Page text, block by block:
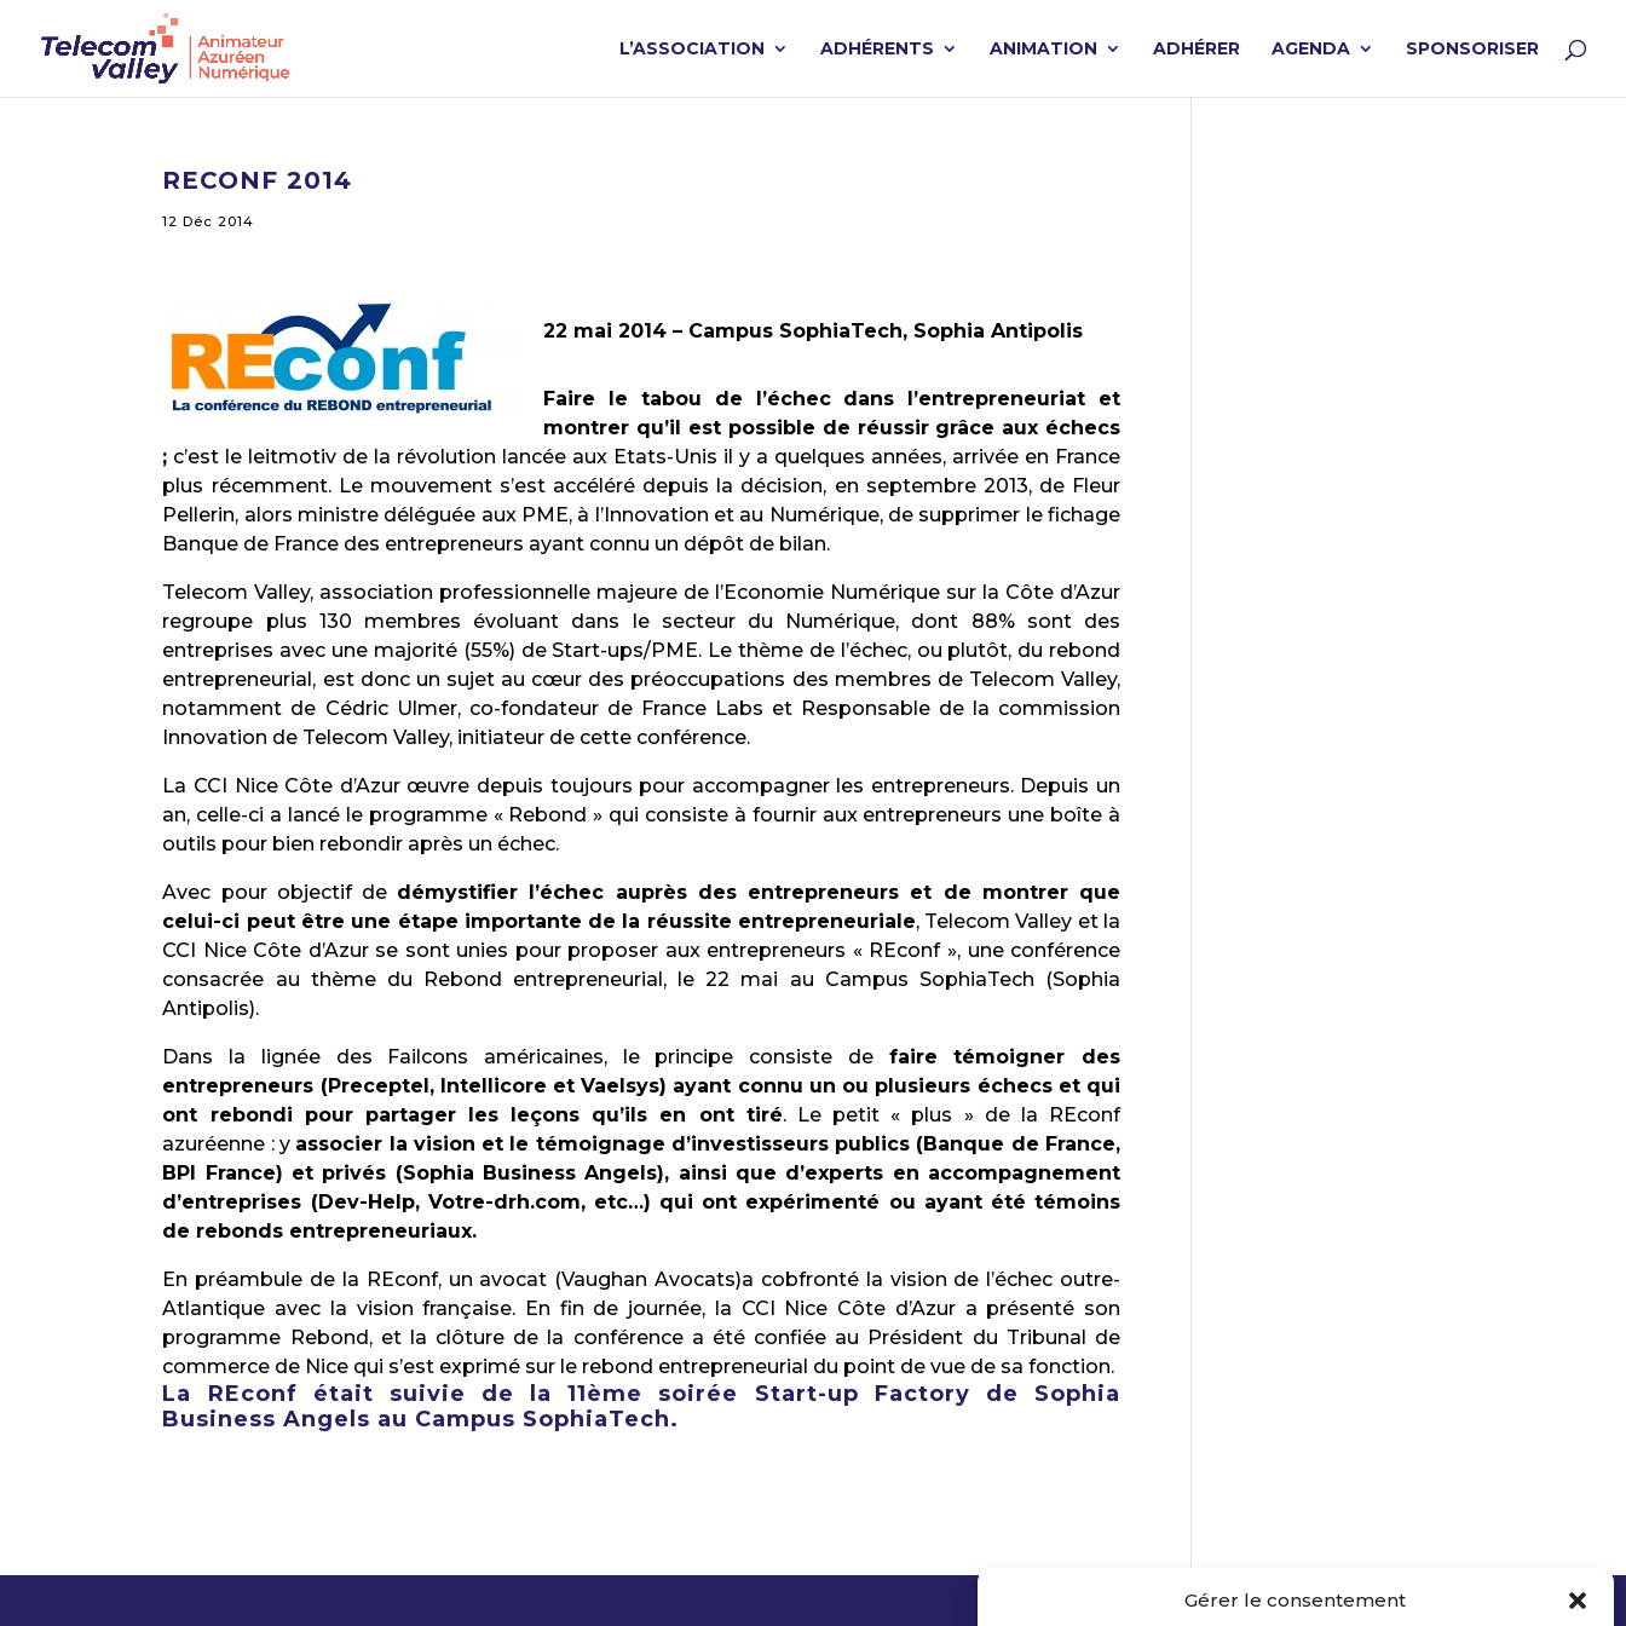
Gérer le consentement
L’ASSOCIATION ADHÉRENTS ANIMATION ADHÉRER AGENDA SPONSORISER
RECONF 2014
12 Déc 2014
22 mai 2014 – Campus SophiaTech, Sophia Antipolis
Faire le tabou de l’échec dans l’entrepreneuriat et
montrer qu’il est possible de réussir grâce aux échecs
; c’est le leitmotiv de la révolution lancée aux Etats-Unis il y a quelques années, arrivée en France
plus récemment. Le mouvement s’est accéléré depuis la décision, en septembre 2013, de Fleur
Pellerin, alors ministre déléguée aux PME, à l’Innovation et au Numérique, de supprimer le fichage
Banque de France des entrepreneurs ayant connu un dépôt de bilan.
Telecom Valley, association professionnelle majeure de l’Economie Numérique sur la Côte d’Azur
regroupe plus 130 membres évoluant dans le secteur du Numérique, dont 88% sont des
entreprises avec une majorité (55%) de Start-ups/PME. Le thème de l’échec, ou plutôt, du rebond
entrepreneurial, est donc un sujet au cœur des préoccupations des membres de Telecom Valley,
notamment de Cédric Ulmer, co-fondateur de France Labs et Responsable de la commission
Innovation de Telecom Valley, initiateur de cette conférence.
La CCI Nice Côte d’Azur œuvre depuis toujours pour accompagner les entrepreneurs. Depuis un
an, celle-ci a lancé le programme « Rebond » qui consiste à fournir aux entrepreneurs une boîte à
outils pour bien rebondir après un échec.
Avec pour objectif de démystifier l’échec auprès des entrepreneurs et de montrer que
celui-ci peut être une étape importante de la réussite entrepreneuriale, Telecom Valley et la
CCI Nice Côte d’Azur se sont unies pour proposer aux entrepreneurs « REconf », une conférence
consacrée au thème du Rebond entrepreneurial, le 22 mai au Campus SophiaTech (Sophia
Antipolis).
Dans la lignée des Failcons américaines, le principe consiste de faire témoigner des
entrepreneurs (Preceptel, Intellicore et Vaelsys) ayant connu un ou plusieurs échecs et qui
ont rebondi pour partager les leçons qu’ils en ont tiré. Le petit « plus » de la REconf
azuréenne : y associer la vision et le témoignage d’investisseurs publics (Banque de France,
BPI France) et privés (Sophia Business Angels), ainsi que d’experts en accompagnement
d’entreprises (Dev-Help, Votre-drh.com, etc…) qui ont expérimenté ou ayant été témoins
de rebonds entrepreneuriaux.
En préambule de la REconf, un avocat (Vaughan Avocats)a cobfronté la vision de l’échec outre-
Atlantique avec la vision française. En fin de journée, la CCI Nice Côte d’Azur a présenté son
programme Rebond, et la clôture de la conférence a été confiée au Président du Tribunal de
commerce de Nice qui s’est exprimé sur le rebond entrepreneurial du point de vue de sa fonction.
La REconf était suivie de la 11ème soirée Start-up Factory de Sophia
Business Angels au Campus SophiaTech.